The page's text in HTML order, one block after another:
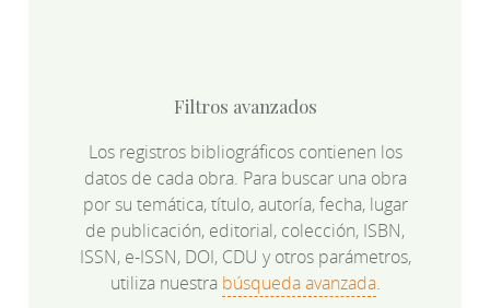
Filtros avanzados
Los registros bibliográficos contienen los
datos de cada obra. Para buscar una obra
por su temática, título, autoría, fecha, lugar
de publicación, editorial, colección, ISBN,
ISSN, e-ISSN, DOI, CDU y otros parámetros,
utiliza nuestra búsqueda avanzada.